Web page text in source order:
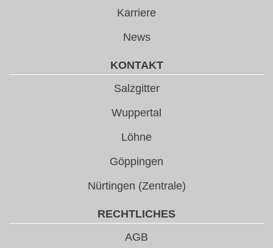
Karriere
News
KONTAKT
Salzgitter
Wuppertal
Löhne
Göppingen
Nürtingen (Zentrale)
RECHTLICHES
AGB